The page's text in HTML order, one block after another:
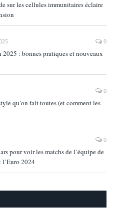
sur les cellules immunitaires éclaire
0
2025 : bonnes pratiques et nouveaux
0
qu’on fait toutes (et comment les
0
pour voir les matchs de l’équipe de
l’Euro 2024